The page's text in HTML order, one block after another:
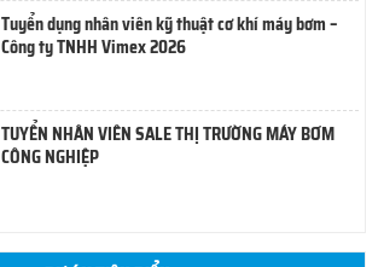
Tuyển dụng nhân viên kỹ thuật cơ khí máy bơm –
Công ty TNHH Vimex 2026
TUYỂN NHÂN VIÊN SALE THỊ TRƯỜNG MÁY BƠM
CÔNG NGHIỆP